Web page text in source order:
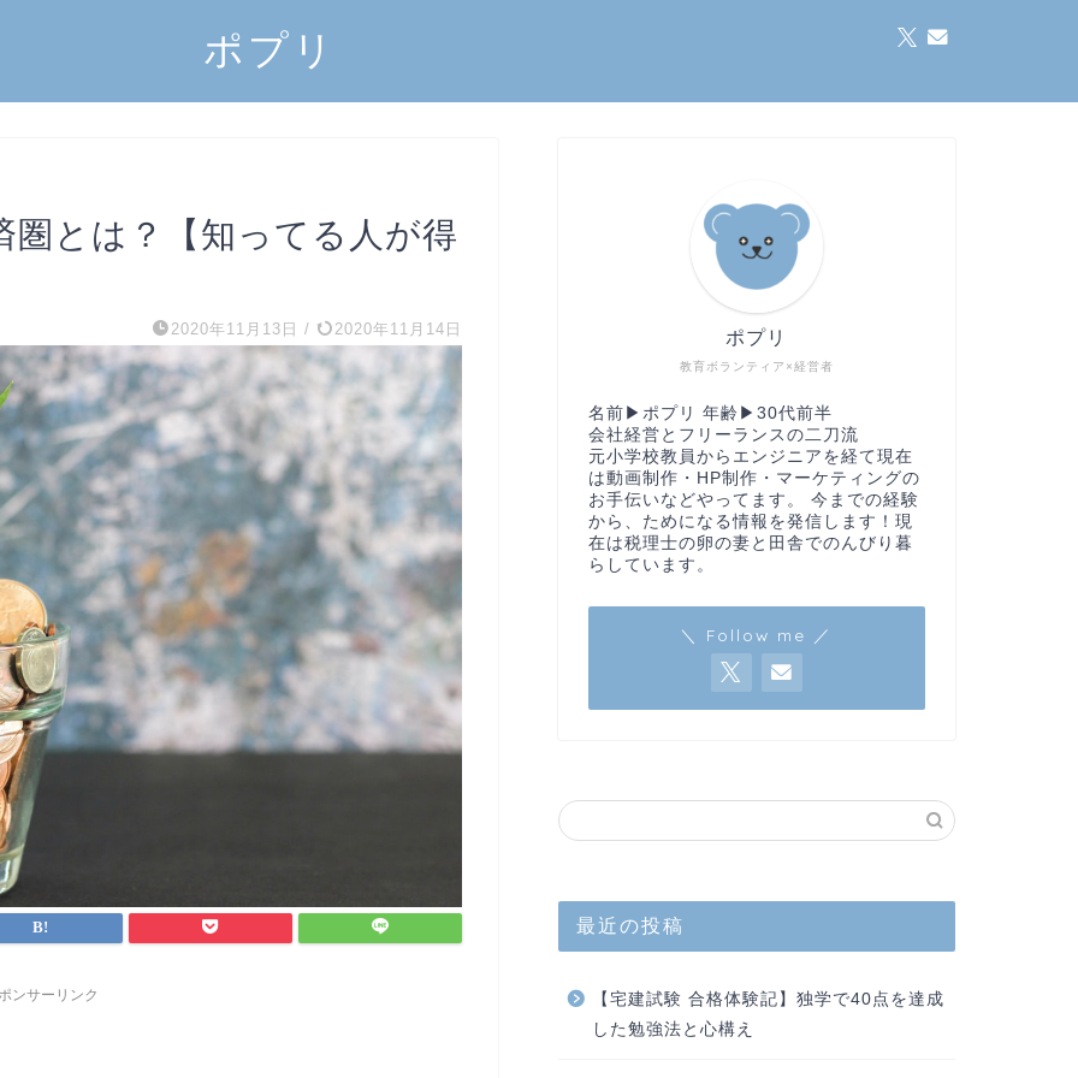
ポプリ
圏とは？【知ってる人が得
2020年11月13日 / 2020年11月14日
ンサーリンク
教育ボランティア×経営者
ポプリ
名前▶︎ポプリ 年齢▶︎30代前半
会社経営とフリーランスの二刀流
元小学校教員からエンジニアを経て現在
は動画制作・HP制作・マーケティングの
お手伝いなどやってます。 今までの経験
から、ためになる情報を発信します！現
在は税理士の卵の妻と田舎でのんびり暮
らしています。
＼ Follow me ／
最近の投稿
【宅建試験 合格体験記】独学で40点を達成
した勉強法と心構え